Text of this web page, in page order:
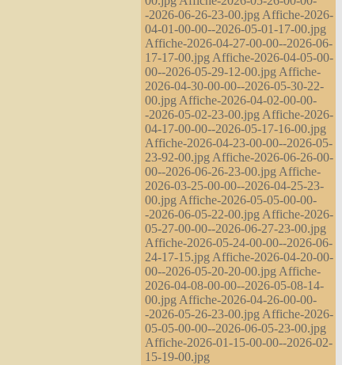
-2026-06-26-23-00.jpg Affiche-2026-
04-01-00-00--2026-05-01-17-00.jpg
Affiche-2026-04-27-00-00--2026-06-
17-17-00.jpg Affiche-2026-04-05-00-
00--2026-05-29-12-00.jpg Affiche-
2026-04-30-00-00--2026-05-30-22-
00.jpg Affiche-2026-04-02-00-00-
-2026-05-02-23-00.jpg Affiche-2026-
04-17-00-00--2026-05-17-16-00.jpg
Affiche-2026-04-23-00-00--2026-05-
23-92-00.jpg Affiche-2026-06-26-00-
00--2026-06-26-23-00.jpg Affiche-
2026-03-25-00-00--2026-04-25-23-
00.jpg Affiche-2026-05-05-00-00-
-2026-06-05-22-00.jpg Affiche-2026-
05-27-00-00--2026-06-27-23-00.jpg
Affiche-2026-05-24-00-00--2026-06-
24-17-15.jpg Affiche-2026-04-20-00-
00--2026-05-20-20-00.jpg Affiche-
2026-04-08-00-00--2026-05-08-14-
00.jpg Affiche-2026-04-26-00-00-
-2026-05-26-23-00.jpg Affiche-2026-
05-05-00-00--2026-06-05-23-00.jpg
Affiche-2026-01-15-00-00--2026-02-
15-19-00.jpg